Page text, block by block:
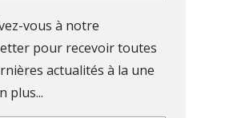
vous à notre
pour recevoir toutes
actualités à la une
plus...